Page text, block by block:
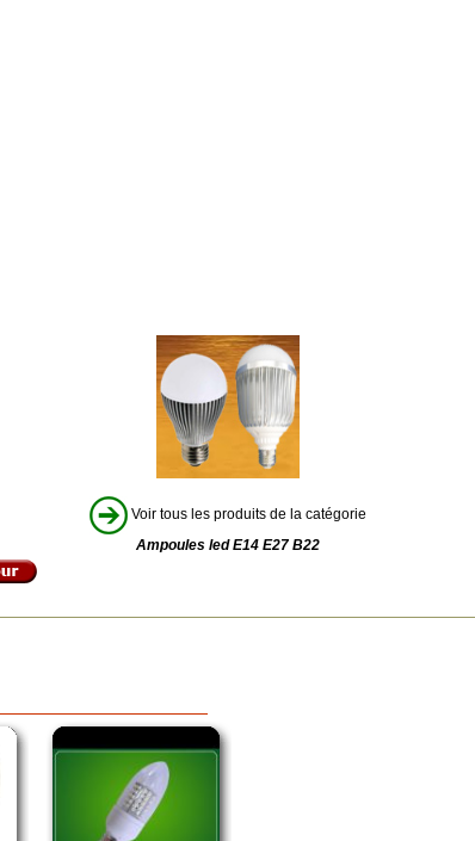
Voir tous les produits de la catégorie
Ampoules led E14 E27 B22